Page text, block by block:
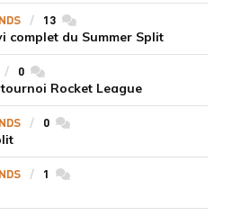
13commentaires
complet du Summer Split
0commentaires
Rocket League
0commentaires
1 commentaires